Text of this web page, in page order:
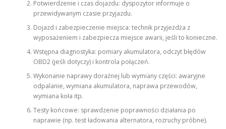
Potwierdzenie i czas dojazdu: dyspozytor informuje o
przewidywanym czasie przyjazdu.
Dojazd i zabezpieczenie miejsca: technik przyjeżdża z
wyposażeniem i zabezpiecza miejsce awarii, jeśli to konieczne.
Wstępna diagnostyka: pomiary akumulatora, odczyt błędów
OBD2 (jeśli dotyczy) i kontrola połączeń.
Wykonanie naprawy doraźnej lub wymiany części: awaryjne
odpalanie, wymiana akumulatora, naprawa przewodów,
wymiana koła itp.
Testy końcowe: sprawdzenie poprawności działania po
naprawie (np. test ładowania alternatora, rozruchy próbne).